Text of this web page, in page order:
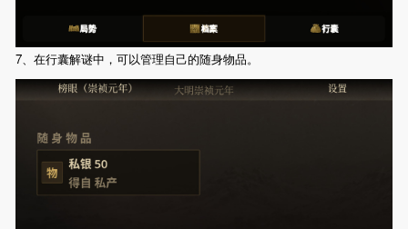
7、在行囊解谜中，可以管理自己的随身物品。